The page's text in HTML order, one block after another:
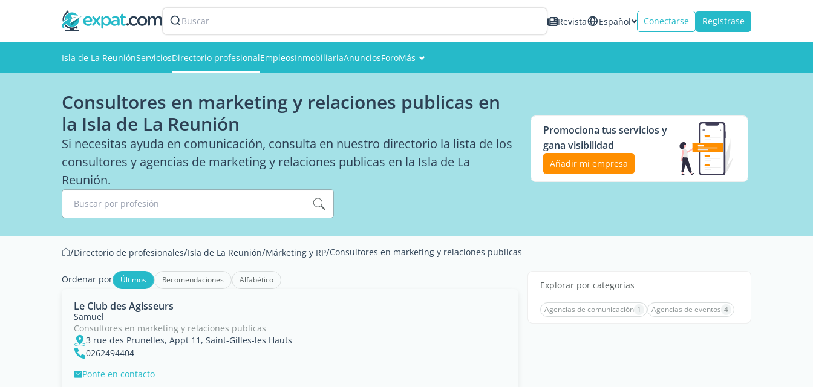
Buscar Revista Español Conectarse Registrase
Isla de La ReuniónServiciosDirectorio profesionalEmpleosInmobiliariaAnunciosForoMás
Miembros
Fotos
Consultores en marketing y relaciones publicas en
la Isla de La Reunión
Si necesitas ayuda en comunicación, consulta en nuestro directorio la lista de los
consultores y agencias de marketing y relaciones publicas en la Isla de La
Reunión.
Buscar por profesión
Promociona tus servicios y
gana visibilidad
Añadir mi empresa
/Directorio de profesionales/Isla de La Reunión/Márketing y RP/Consultores en marketing y relaciones publicas
Ordenar por Últimos Recomendaciones Alfabético
Le Club des Agisseurs
Samuel
Consultores en marketing y relaciones publicas
3 rue des Prunelles, Appt 11, Saint-Gilles-les Hauts
0262494404
Ponte en contacto
Explorar por categorías
Agencias de comunicación 1 Agencias de eventos 4